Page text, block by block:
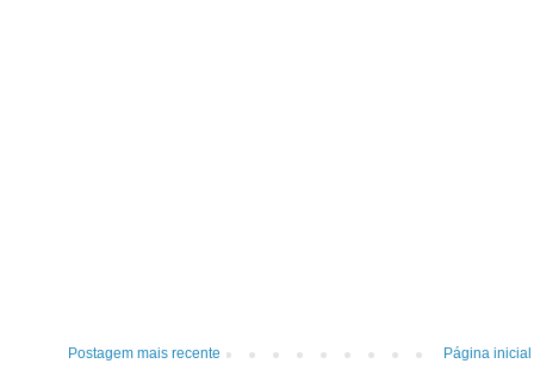
Postagem mais recente Página inicial